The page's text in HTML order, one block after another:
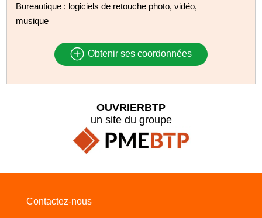
Bureautique : logiciels de retouche photo, vidéo,
musique
Obtenir ses coordonnées
OUVRIERBTP
un site du groupe
Contactez-nous